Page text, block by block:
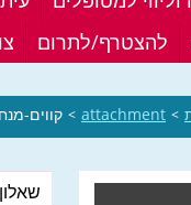
להצטרף/לתרום
>
attachment
> קווים-